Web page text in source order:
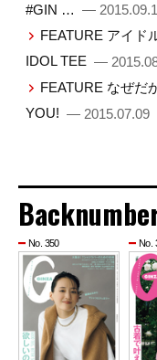
#GIN … —
FEATURE アイド
IDOL TEE —
FEATURE なぜだ
YOU! — 2015.07.09
No. 350 No.